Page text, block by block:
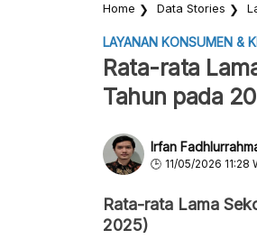
Home Data Stories
LAYANAN KONSUMEN &
Rata-rata
Tahun pada
Irfan
11/05/2026 11:28
Rata-rata Lama
2025)